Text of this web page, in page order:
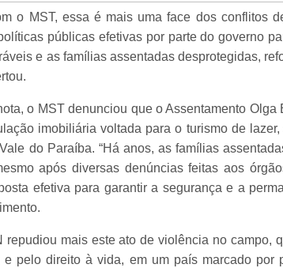
o MST, essa é mais uma face dos conflitos
públicas efetivas por parte do governo
e as famílias assentadas desprotegidas,
o MST denunciou que o Assentamento
imobiliária voltada para o turismo de
do Paraíba. “Há anos, as famílias
após diversas denúncias feitas aos
efetiva para garantir a segurança e a
repudiou mais este ato de violência no campo,
e pelo direito à vida, em um país marcado por